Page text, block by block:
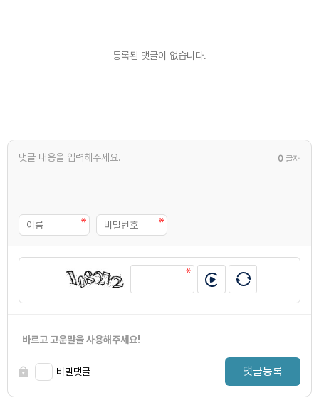
등록된 댓글이 없습니다.
0 글자
바르고 고운말을 사용해주세요!
비밀댓글 댓글등록